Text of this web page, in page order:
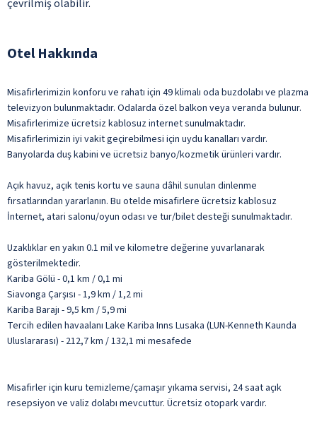
çevrilmiş olabilir.
Otel Hakkında
Misafirlerimizin konforu ve rahatı için 49 klimalı oda buzdolabı ve plazma
televizyon bulunmaktadır. Odalarda özel balkon veya veranda bulunur.
Misafirlerimize ücretsiz kablosuz internet sunulmaktadır.
Misafirlerimizin iyi vakit geçirebilmesi için uydu kanalları vardır.
Banyolarda duş kabini ve ücretsiz banyo/kozmetik ürünleri vardır.
Açık havuz, açık tenis kortu ve sauna dâhil sunulan dinlenme
fırsatlarından yararlanın. Bu otelde misafirlere ücretsiz kablosuz
İnternet, atari salonu/oyun odası ve tur/bilet desteği sunulmaktadır.
Uzaklıklar en yakın 0.1 mil ve kilometre değerine yuvarlanarak
gösterilmektedir.
Kariba Gölü - 0,1 km / 0,1 mi
Siavonga Çarşısı - 1,9 km / 1,2 mi
Kariba Barajı - 9,5 km / 5,9 mi
Tercih edilen havaalanı Lake Kariba Inns Lusaka (LUN-Kenneth Kaunda
Uluslararası) - 212,7 km / 132,1 mi mesafede
Misafirler için kuru temizleme/çamaşır yıkama servisi, 24 saat açık
resepsiyon ve valiz dolabı mevcuttur. Ücretsiz otopark vardır.